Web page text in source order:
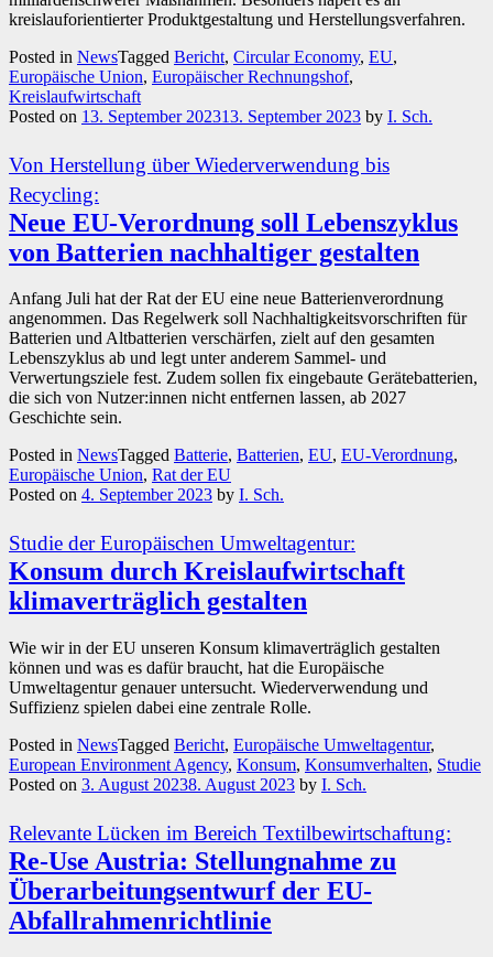
kreislauforientierter Produktgestaltung und Herstellungsverfahren.
Posted in NewsTagged Bericht, Circular Economy, EU,
Europäische Union, Europäischer Rechnungshof,
Kreislaufwirtschaft
Posted on 13. September 202313. September 2023 by I. Sch.
Von Herstellung über Wiederverwendung bis
Recycling:
Neue EU-Verordnung soll Lebenszyklus
von Batterien nachhaltiger gestalten
Anfang Juli hat der Rat der EU eine neue Batterienverordnung
angenommen. Das Regelwerk soll Nachhaltigkeitsvorschriften für
Batterien und Altbatterien verschärfen, zielt auf den gesamten
Lebenszyklus ab und legt unter anderem Sammel- und
Verwertungsziele fest. Zudem sollen fix eingebaute Gerätebatterien,
die sich von Nutzer:innen nicht entfernen lassen, ab 2027
Geschichte sein.
Posted in NewsTagged Batterie, Batterien, EU, EU-Verordnung,
Europäische Union, Rat der EU
Posted on 4. September 2023 by I. Sch.
Studie der Europäischen Umweltagentur:
Konsum durch Kreislaufwirtschaft
klimaverträglich gestalten
Wie wir in der EU unseren Konsum klimaverträglich gestalten
können und was es dafür braucht, hat die Europäische
Umweltagentur genauer untersucht. Wiederverwendung und
Suffizienz spielen dabei eine zentrale Rolle.
Posted in NewsTagged Bericht, Europäische Umweltagentur,
European Environment Agency, Konsum, Konsumverhalten, Studie
Posted on 3. August 20238. August 2023 by I. Sch.
Relevante Lücken im Bereich Textilbewirtschaftung:
Re-Use Austria: Stellungnahme zu
Überarbeitungsentwurf der EU-
Abfallrahmenrichtlinie